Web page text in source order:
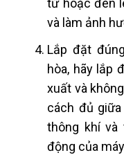
tử hoặc đèn
và làm ảnh
Lắp đặt
hòa, hãy lắp
xuất và
cách đủ
thông khí và
động của